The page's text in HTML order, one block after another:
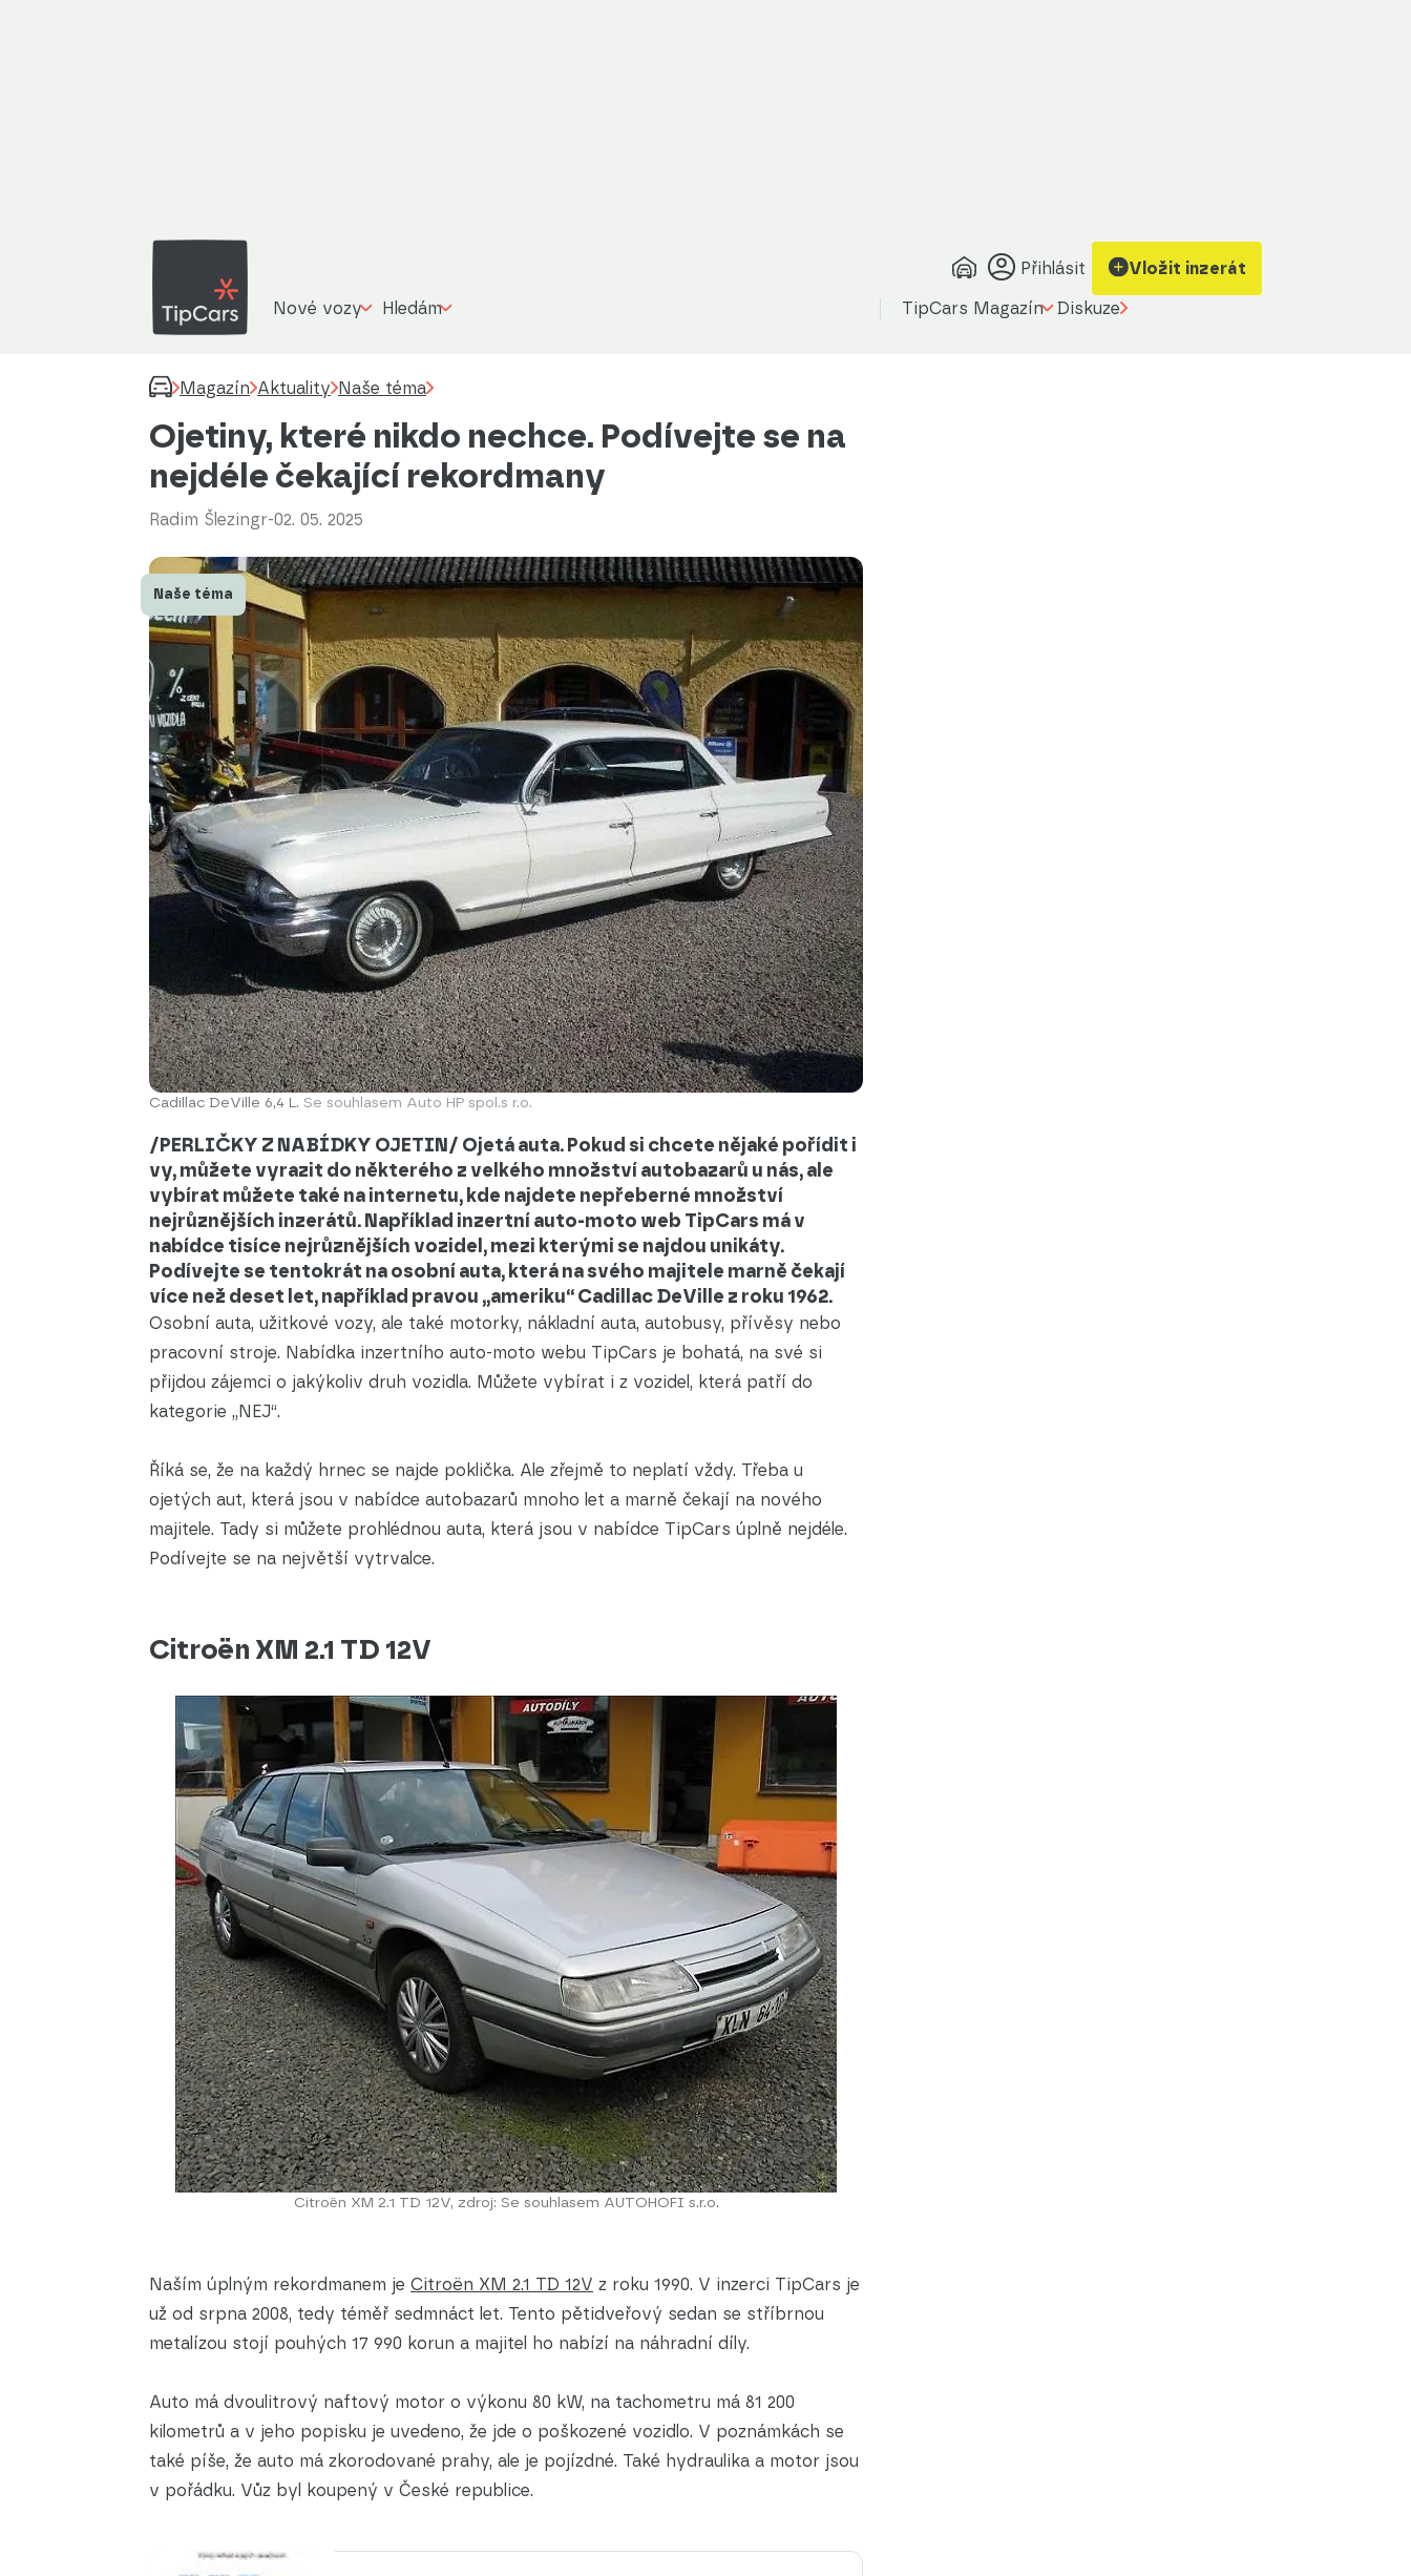
Přihlásit Vložit inzerát
Nové vozy Hledám TipCars Magazín Diskuze
Magazín Aktuality Naše téma
Ojetiny, které nikdo nechce. Podívejte se na
nejdéle čekající rekordmany
Radim Šlezingr-02. 05. 2025
Cadillac DeVille 6,4 L. Se souhlasem Auto HP spol.s r.o.
Naše téma
/PERLIČKY Z NABÍDKY OJETIN/ Ojetá auta. Pokud si chcete nějaké pořídit i
vy, můžete vyrazit do některého z velkého množství autobazarů u nás, ale
vybírat můžete také na internetu, kde najdete nepřeberné množství
nejrůznějších inzerátů. Například inzertní auto-moto web TipCars má v
nabídce tisíce nejrůznějších vozidel, mezi kterými se najdou unikáty.
Podívejte se tentokrát na osobní auta, která na svého majitele marně čekají
více než deset let, například pravou „ameriku“ Cadillac DeVille z roku 1962.
Osobní auta, užitkové vozy, ale také motorky, nákladní auta, autobusy, přívěsy nebo
pracovní stroje. Nabídka inzertního auto-moto webu TipCars je bohatá, na své si
přijdou zájemci o jakýkoliv druh vozidla. Můžete vybírat i z vozidel, která patří do
kategorie „NEJ“.
Říká se, že na každý hrnec se najde poklička. Ale zřejmě to neplatí vždy. Třeba u
ojetých aut, která jsou v nabídce autobazarů mnoho let a marně čekají na nového
majitele. Tady si můžete prohlédnou auta, která jsou v nabídce TipCars úplně nejdéle.
Podívejte se na největší vytrvalce.
Citroën XM 2.1 TD 12V
Citroën XM 2.1 TD 12V, zdroj: Se souhlasem AUTOHOFI s.r.o.
Naším úplným rekordmanem je Citroën XM 2.1 TD 12V z roku 1990. V inzerci TipCars je
už od srpna 2008, tedy téměř sedmnáct let. Tento pětidveřový sedan se stříbrnou
metalízou stojí pouhých 17 990 korun a majitel ho nabízí na náhradní díly.
Auto má dvoulitrový naftový motor o výkonu 80 kW, na tachometru má 81 200
kilometrů a v jeho popisku je uvedeno, že jde o poškozené vozidlo. V poznámkách se
také píše, že auto má zkorodované prahy, ale je pojízdné. Také hydraulika a motor jsou
v pořádku. Vůz byl koupený v České republice.